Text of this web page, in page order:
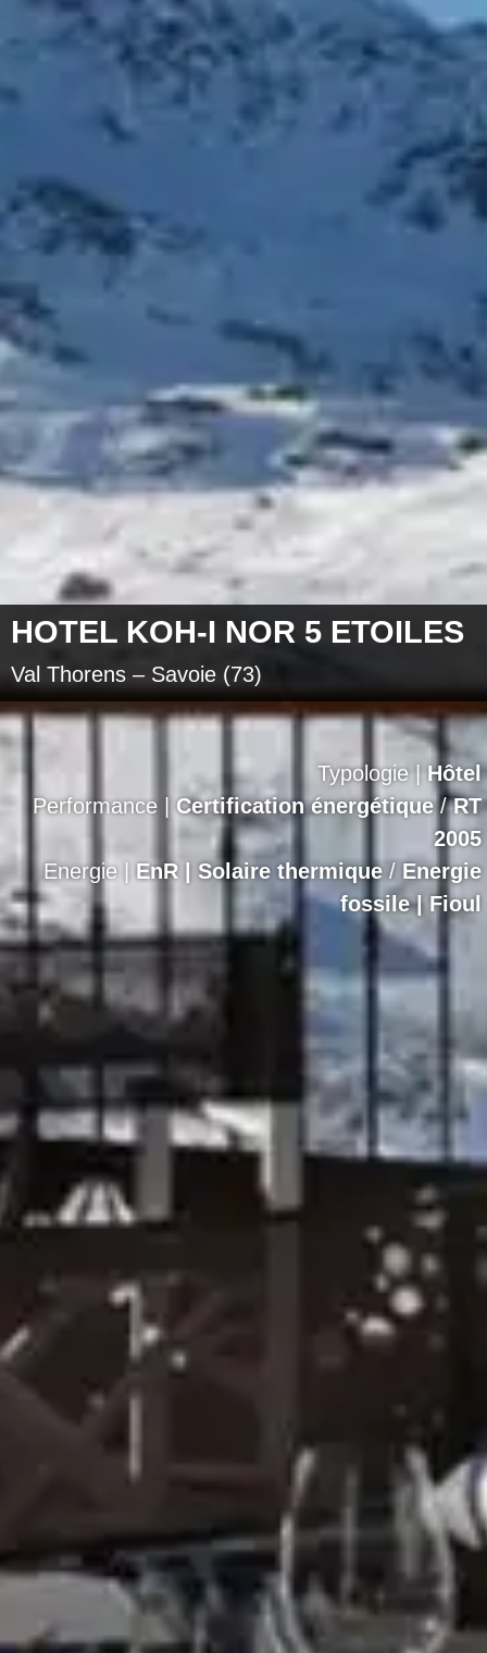
HOTEL KOH-I NOR 5 ETOILES
Val Thorens – Savoie (73)
Typologie | Hôtel
Performance |Certification énergétique/RT
2005
Energie | EnR | Solaire thermique/ Energie
fossile | Fioul